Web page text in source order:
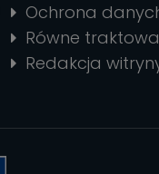
Ochrona
Równe
Redakcja